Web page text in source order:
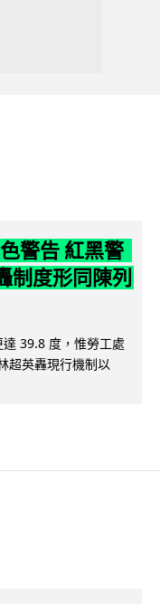
警告 紅黑警
制度形同陳列
39.8 度，惟勞工處
超英轟現行機制以